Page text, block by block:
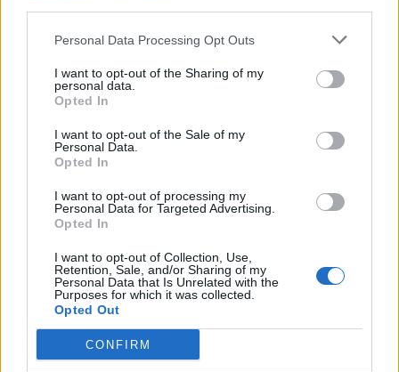
Personal Data Processing Opt Outs
I want to opt-out of the Sharing of my
personal data.
Opted In
I want to opt-out of the Sale of my
Personal Data.
Opted In
I want to opt-out of processing my
Personal Data for Targeted Advertising.
Opted In
I want to opt-out of Collection, Use,
Retention, Sale, and/or Sharing of my
Personal Data that Is Unrelated with the
Purposes for which it was collected.
Opted Out
CONFIRM